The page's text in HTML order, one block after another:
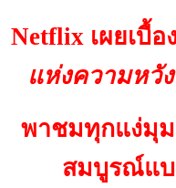
Netflix เผยเบื้อ
แห่งความหวั
พาชมทุกแง่มุม
สมบูรณ์แบ